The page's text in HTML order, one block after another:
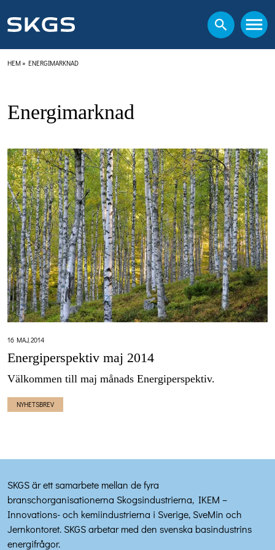
HEM» ENERGIMARKNAD
Energimarknad
16 MAJ, 2014
Energiperspektiv maj 2014
Välkommen till maj månads Energiperspektiv.
NYHETSBREV
SKGS är ett samarbete mellan de fyra
branschorganisationerna Skogsindustrierna, IKEM –
Innovations- och kemiindustrierna i Sverige, SveMin och
Jernkontoret. SKGS arbetar med den svenska basindustrins
energifrågor.